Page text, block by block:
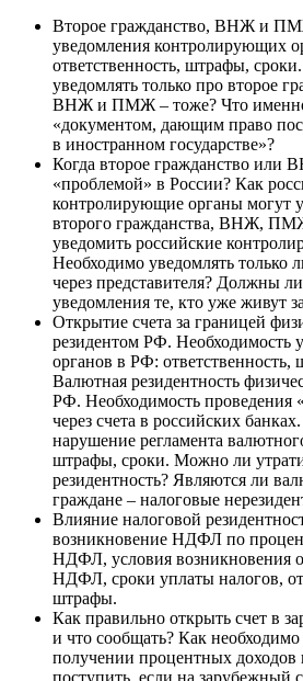
Второе гражданство, ВНЖ и
уведомления контролирующих
ответственность, штрафы,
уведомлять только про второе
ВНЖ и ПМЖ – тоже? Что именно
«документом, дающим право
в иностранном государстве»?
Когда второе гражданство
«проблемой» в России? Как
контролирующие органы могут
второго гражданства, ВНЖ,
уведомить российские
Необходимо уведомлять только
через представителя? Должны
уведомления те, кто уже живут
Открытие счета за границей
резидентом РФ. Необходимость
органов в РФ: ответственность,
Валютная резидентность
РФ. Необходимость проведения
через счета в российских
нарушение регламента
штрафы, сроки. Можно ли
резидентность? Являются ли
граждане – налоговые
Влияние налоговой
возникновение НДФЛ по
НДФЛ, условия возникновения
НДФЛ, сроки уплаты налогов,
штрафы.
Как правильно открыть счет в
и что сообщать? Как необходимо
получении процентных доходов
поступить, если на зарубежный